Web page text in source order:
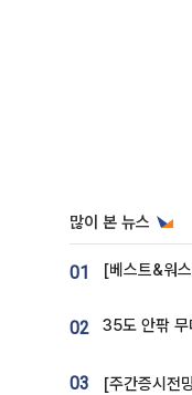
많이 본 뉴스
01
02
03